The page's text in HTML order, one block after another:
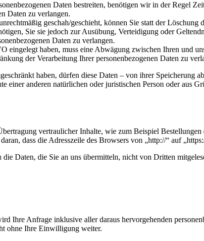
Daten bestreiten, benötigen wir in der Regel
Daten zu verlangen.
geschah/geschieht, können Sie statt der
Sie sie jedoch zur Ausübung, Verteidigung oder
Daten zu verlangen.
haben, muss eine Abwägung zwischen Ihren und
der Verarbeitung Ihrer personenbezogenen Daten zu
haben, dürfen diese Daten – von ihrer
einer anderen natürlichen oder juristischen Person oder aus
vertraulicher Inhalte, wie zum Beispiel
dass die Adresszeile des Browsers von „http://“ auf
Daten, die Sie an uns übermitteln, nicht von Dritten
Ihre Anfrage inklusive aller daraus hervorgehenden
ohne Ihre Einwilligung weiter.